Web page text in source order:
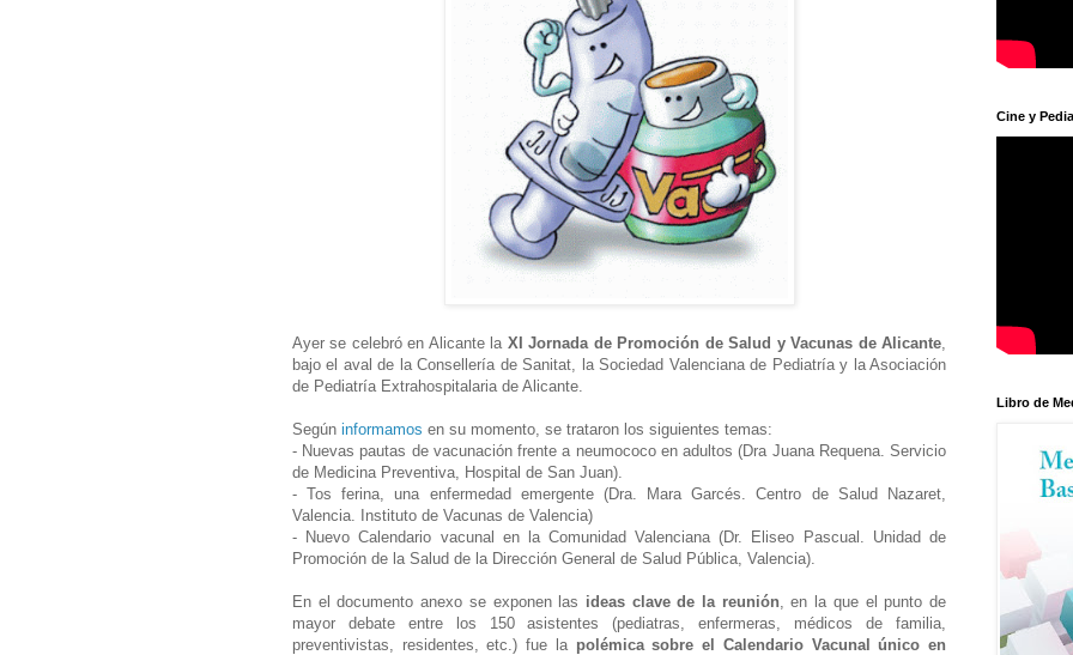
Ayer se celebró en Alicante la XI Jornada de Promoción de Salud y Vacunas de Alicante
bajo el aval de la Consellería de Sanitat, la Sociedad Valenciana de Pediatría y la Asociación
de Pediatría Extrahospitalaria de Alicante.
Según informamos en su momento, se trataron los siguientes temas:
- Nuevas pautas de vacunación frente a neumococo en adultos (Dra Juana Requena. Servicio
de Medicina Preventiva, Hospital de San Juan).
- Tos ferina, una enfermedad emergente (Dra. Mara Garcés. Centro de Salud Nazaret,
Valencia. Instituto de Vacunas de Valencia)
- Nuevo Calendario vacunal en la Comunidad Valenciana (Dr. Eliseo Pascual. Unidad de
Promoción de la Salud de la Dirección General de Salud Pública, Valencia).
En el documento anexo se exponen las ideas clave de la reunión , en la que el punto de
mayor debate entre los 150 asistentes (pediatras, enfermeras, médicos de familia,
preventivistas, residentes, etc.) fue la polémica sobre el Calendario Vacunal único en
Cine y
Libro de